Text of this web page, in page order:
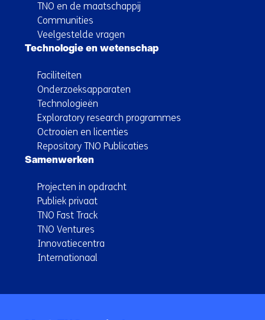
TNO en de maatschappij
Communities
Veelgestelde vragen
Technologie en wetenschap
Faciliteiten
Onderzoeksapparaten
Technologieën
Exploratory research programmes
Octrooien en licenties
Repository TNO Publicaties
Samenwerken
Projecten in opdracht
Publiek privaat
TNO Fast Track
TNO Ventures
Innovatiecentra
Internationaal